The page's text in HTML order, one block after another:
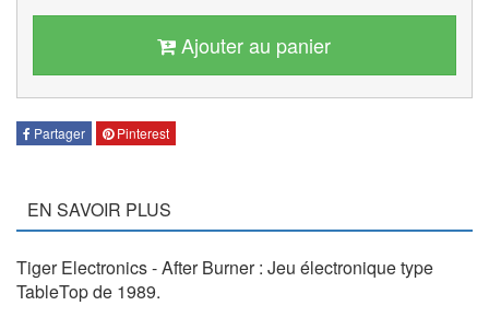
Ajouter au panier
Partager Pinterest
EN SAVOIR PLUS
Tiger Electronics - After Burner : Jeu électronique type
TableTop de 1989.